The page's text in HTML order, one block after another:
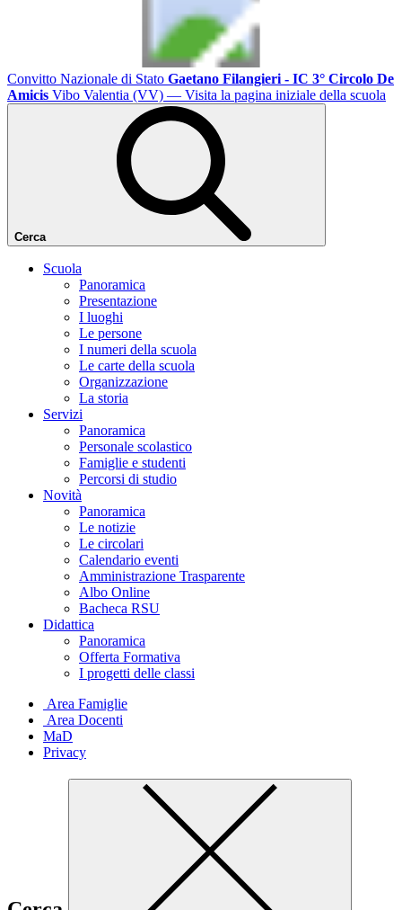
Convitto Nazionale di Stato Gaetano Filangieri - IC 3° Circolo De
Amicis Vibo Valentia (VV) — Visita la pagina iniziale della scuola
Cerca
Scuola
Panoramica
Presentazione
I luoghi
Le persone
I numeri della scuola
Le carte della scuola
Organizzazione
La storia
Servizi
Panoramica
Personale scolastico
Famiglie e studenti
Percorsi di studio
Novità
Panoramica
Le notizie
Le circolari
Calendario eventi
Amministrazione Trasparente
Albo Online
Bacheca RSU
Didattica
Panoramica
Offerta Formativa
I progetti delle classi
Area Famiglie
Area Docenti
MaD
Privacy